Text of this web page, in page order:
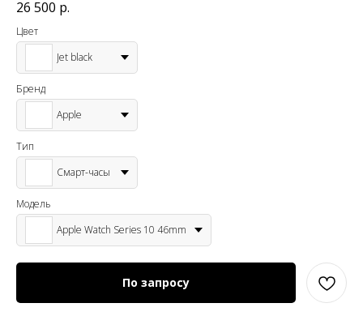
26 500 р.
Цвет
Jet black
Бренд
Apple
Тип
Смарт-часы
Модель
Apple Watch Series 10 46mm
По запросу